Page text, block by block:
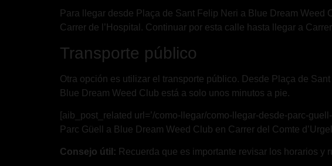
Para llegar desde Plaça de Sant Felip Neri a Blue Dream
Carrer de l’Hospital. Continuar por esta calle hasta llegar a
Transporte público
Otra opción es utilizar el transporte público. Desde Plaça de
Blue Dream Weed Club está a solo unos minutos a pie.
[aib_post_related url=’/como-llegar/como-llegar-desde-parc-
Parc Güell a Blue Dream Weed Club en Carrer del Comte
Consejo útil: Recuerda que es importante revisar los horarios